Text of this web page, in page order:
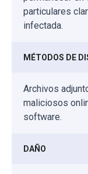
particulares
infectada.
MÉTODOS DE
Archivos
maliciosos
software.
DAÑO